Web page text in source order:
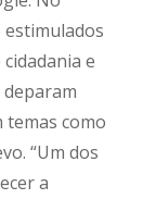
e
como
“Um dos
a